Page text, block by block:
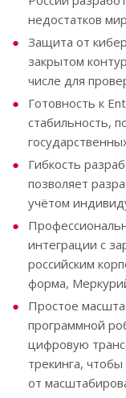
недостатков
Защита от
закрытом
числе для
Готовность к
стабильность,
Гибкость
позволяет
учётом
интеграции с
российским
форма,
Простое
программной
цифровую
трекинга,
от